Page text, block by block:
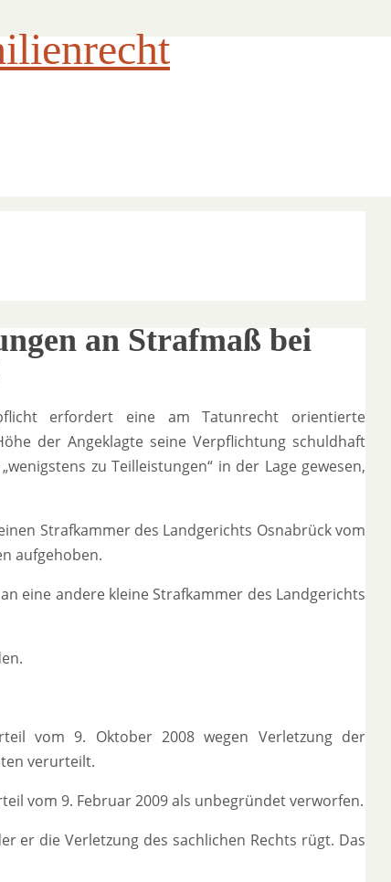
an Strafmaß bei
erfordert eine am Tatunrecht orientierte
der Angeklagte seine Verpflichtung schuldhaft
zu Teilleistungen“ in der Lage gewesen,
Strafkammer des Landgerichts Osnabrück vom
aufgehoben.
eine andere kleine Strafkammer des Landgerichts
vom 9. Oktober 2008 wegen Verletzung der
verurteilt.
vom 9. Februar 2009 als unbegründet verworfen.
er die Verletzung des sachlichen Rechts rügt. Das